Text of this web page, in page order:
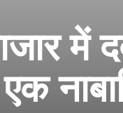
में
एक